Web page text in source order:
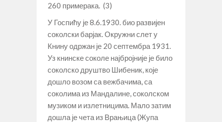
260 примерака. (3)
У Госпићу је 8.6.1930. био развијен
соколски барјак. Окружни слет у
Книну одржан је 20 септембра 1931.
Уз книнске соколе најбројније је било
соколско друштво Шибеник, које
дошло возом са вежбачима, са
соколима из Мандалине, соколском
музиком и излетницима. Мало затим
дошла је чета из Врањица (Жупа